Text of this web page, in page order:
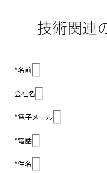
技術関連
*名前
会社名
*電子メール
*電話
*件名